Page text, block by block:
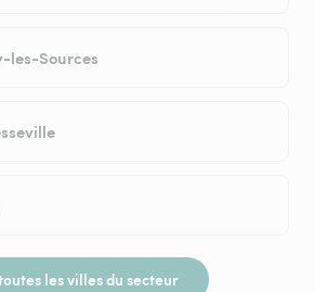
les-Sources
les villes du secteur